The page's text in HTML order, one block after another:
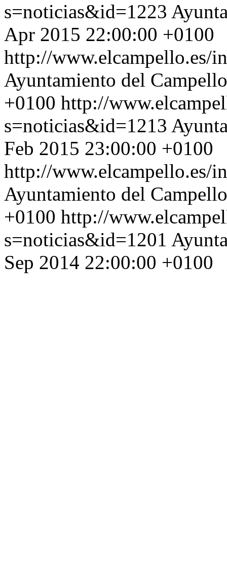
s=noticias&id=1223
Apr 2015 22:00:00 +0100
http://www.elcampello.es/
Ayuntamiento del Campello
+0100 http://
s=noticias&id=1213
Feb 2015 23:00:00 +0100
http://www.elcampello.es/
Ayuntamiento del Campello
+0100 http://
s=noticias&id=1201
Sep 2014 22:00:00 +0100